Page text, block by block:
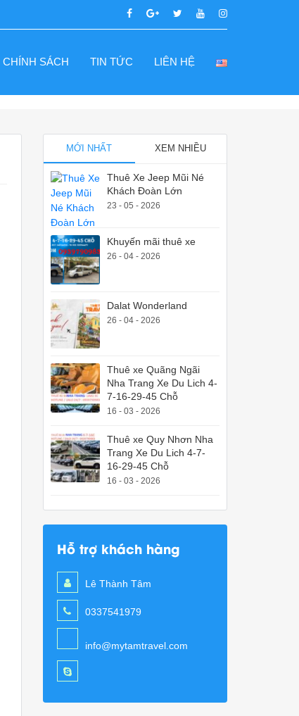
CHÍNH SÁCH TIN TỨC LIÊN HỆ
MỚI NHẤT XEM NHIỀU
Thuê Xe Jeep Mũi Né
Khách Đoàn Lớn
23 - 05 - 2026
Khuyến mãi thuê xe
26 - 04 - 2026
Dalat Wonderland
26 - 04 - 2026
Thuê xe Quãng Ngãi
Nha Trang Xe Du Lich 4-
7-16-29-45 Chỗ
16 - 03 - 2026
Thuê xe Quy Nhơn Nha
Trang Xe Du Lich 4-7-
16-29-45 Chỗ
16 - 03 - 2026
Hỗ trợ khách hàng
Lê Thành Tâm
0337541979
info@mytamtravel.com